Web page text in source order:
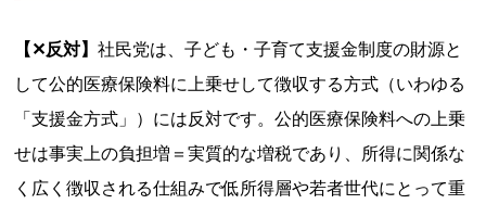
【✕反対】社民党は、子ども・子育て支援金制度の財源と
して公的医療保険料に上乗せして徴収する方式（いわゆる
「支援金方式」）には反対です。公的医療保険料への上乗
せは事実上の負担増＝実質的な増税であり、所得に関係な
く広く徴収される仕組みで低所得層や若者世代にとって重